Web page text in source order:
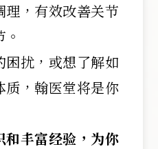
，有效改善关节
困扰，或想了解如
质，翰医堂将是你
和丰富经验，为你